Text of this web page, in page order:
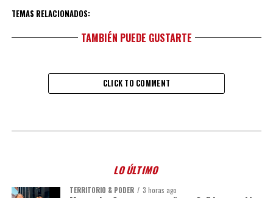
TEMAS RELACIONADOS:
TAMBIÉN PUEDE GUSTARTE
CLICK TO COMMENT
LO ÚLTIMO
TERRITORIO & PODER 3 horas ago